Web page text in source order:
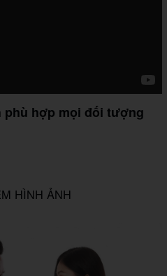
phù hợp mọi đối tượng
HÌNH ẢNH